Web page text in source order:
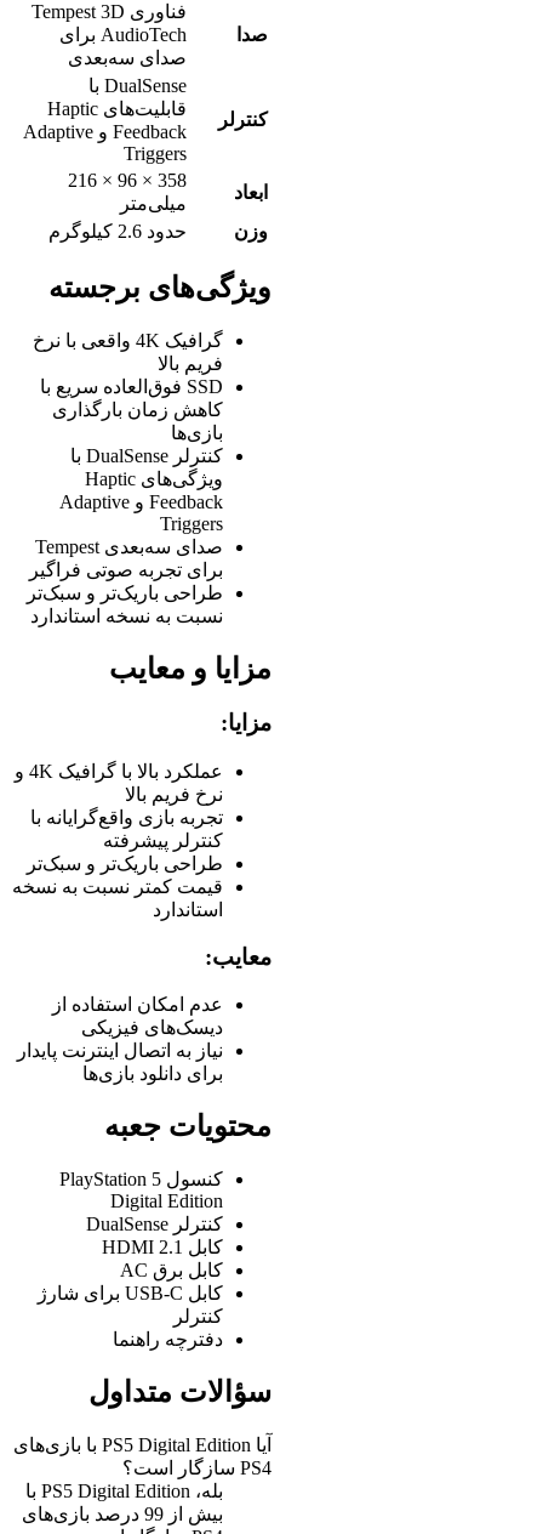
صدا
فناوری Tempest 3D
AudioTech برای
صدای سه‌بعدی
کنترلر
DualSense با
قابلیت‌های Haptic
Feedback و Adaptive
Triggers
ابعاد
358 × 96 × 216
میلی‌متر
وزن
حدود 2.6 کیلوگرم
ویژگی‌های برجسته
گرافیک 4K واقعی با نرخ
فریم بالا
SSD فوق‌العاده سریع با
کاهش زمان بارگذاری
بازی‌ها
کنترلر DualSense با
ویژگی‌های Haptic
Feedback و Adaptive
Triggers
صدای سه‌بعدی Tempest
برای تجربه صوتی فراگیر
طراحی باریک‌تر و سبک‌تر
نسبت به نسخه استاندارد
مزایا و معایب
مزایا:
عملکرد بالا با گرافیک 4K و
نرخ فریم بالا
تجربه بازی واقع‌گرایانه با
کنترلر پیشرفته
طراحی باریک‌تر و سبک‌تر
قیمت کمتر نسبت به نسخه
استاندارد
معایب:
عدم امکان استفاده از
دیسک‌های فیزیکی
نیاز به اتصال اینترنت پایدار
برای دانلود بازی‌ها
محتویات جعبه
کنسول PlayStation 5
Digital Edition
کنترلر DualSense
کابل HDMI 2.1
کابل برق AC
کابل USB-C برای شارژ
کنترلر
دفترچه راهنما
سؤالات متداول
آیا PS5 Digital Edition با بازی‌های
PS4 سازگار است؟
بله، PS5 Digital Edition با
بیش از 99 درصد بازی‌های